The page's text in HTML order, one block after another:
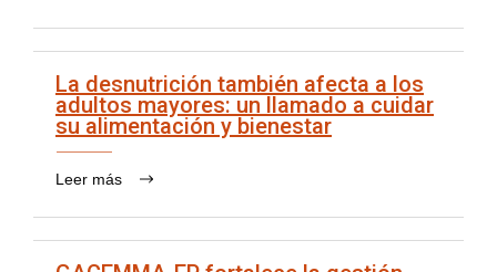
La desnutrición también afecta a los
adultos mayores: un llamado a cuidar
su alimentación y bienestar
Leer más